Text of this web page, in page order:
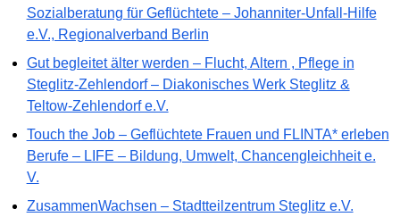
Sozialberatung für Geflüchtete – Johanniter-Unfall-Hilfe
e.V., Regionalverband Berlin
Gut begleitet älter werden – Flucht, Altern , Pflege in
Steglitz-Zehlendorf – Diakonisches Werk Steglitz &
Teltow-Zehlendorf e.V.
Touch the Job – Geflüchtete Frauen und FLINTA* erleben
Berufe – LIFE – Bildung, Umwelt, Chancengleichheit e.
V.
ZusammenWachsen – Stadtteilzentrum Steglitz e.V.